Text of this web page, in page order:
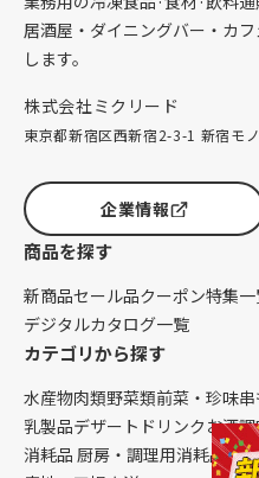
居酒屋・ダイニングバー・カ
します。
株式会社ミクリード
東京都新宿区西新宿2-3-1 新宿モ
企業情報
商品を探す
新商品セール品クーポン特集
デジタルカタログ一覧
カテゴリから探す
水産物肉類野菜類前菜・珍味
乳製品デザート ドリンク お酒
消耗品 厨房・調理用消耗品 ク